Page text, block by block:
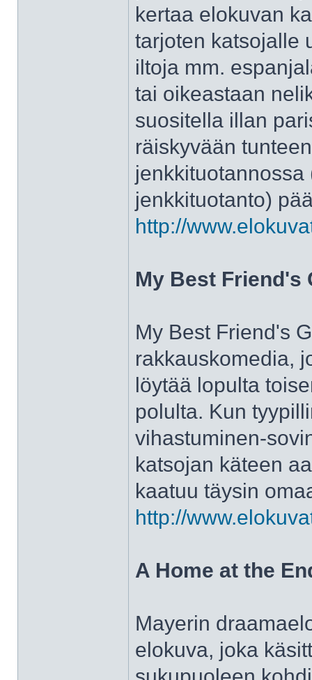
kertaa elokuvan
tarjoten katsojalle
iltoja mm.
tai oikeastaan
suositella illan
räiskyvään
jenkkituotanto)
http://
My Best Friend's
My Best Friend's
rakkauskomedia,
löytää lopulta
polulta. Kun
vihastuminen-
katsojan käteen
kaatuu täysin
http://
A Home at the
Mayerin
elokuva, joka